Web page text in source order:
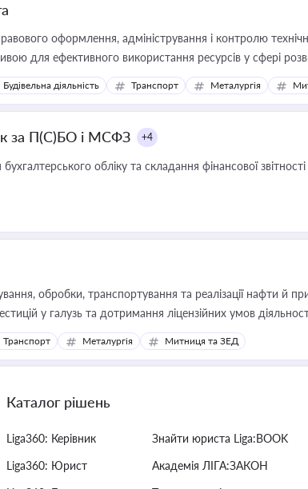
оформлення, адміністрування і контролю
для ефективного використання ресурсів у сфері
Будівельна діяльність Транспорт Металургія
за П(С)БО і МСФЗ +4
обліку та складання фінансової
обробки, транспортування та реалізації нафти й
у галузь та дотримання ліцензійних умов
Транспорт Металургія Митниця та ЗЕД
Каталог рішень
Liga360: Керівник
Liga360: Юрист
Знайти юриста Liga:BOOK
Академія ЛІГА:ЗАКОН